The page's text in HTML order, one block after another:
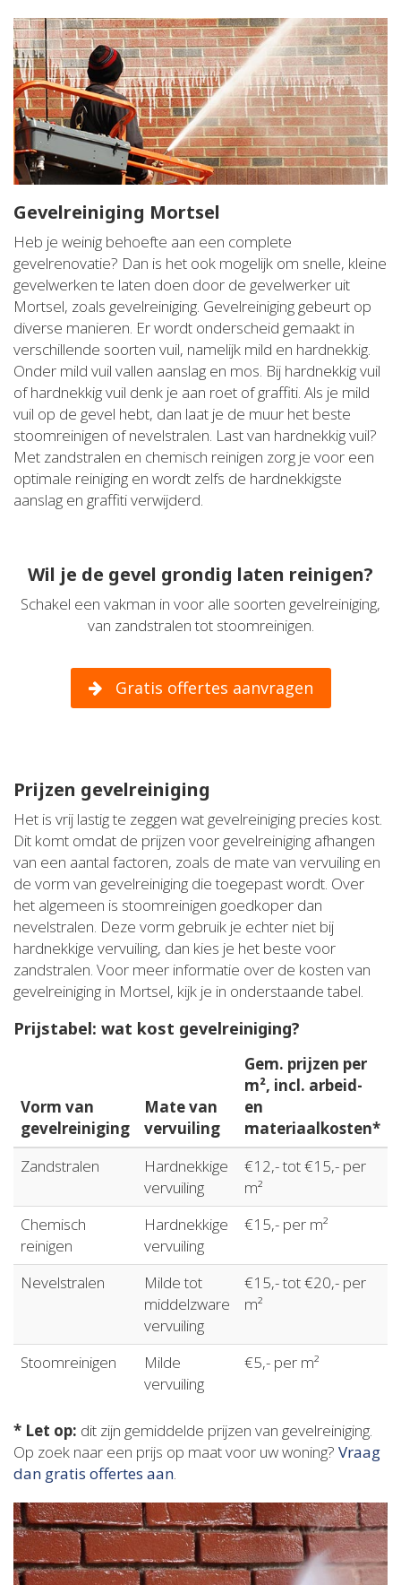
Gevelreiniging Mortsel
Heb je weinig behoefte aan een complete
gevelrenovatie? Dan is het ook mogelijk om snelle, kleine
gevelwerken te laten doen door de gevelwerker uit
Mortsel, zoals gevelreiniging. Gevelreiniging gebeurt op
diverse manieren. Er wordt onderscheid gemaakt in
verschillende soorten vuil, namelijk mild en hardnekkig.
Onder mild vuil vallen aanslag en mos. Bij hardnekkig vuil
of hardnekkig vuil denk je aan roet of graffiti. Als je mild
vuil op de gevel hebt, dan laat je de muur het beste
stoomreinigen of nevelstralen. Last van hardnekkig vuil?
Met zandstralen en chemisch reinigen zorg je voor een
optimale reiniging en wordt zelfs de hardnekkigste
aanslag en graffiti verwijderd.
Wil je de gevel grondig laten reinigen?
Schakel een vakman in voor alle soorten gevelreiniging,
van zandstralen tot stoomreinigen.
Gratis offertes aanvragen
Prijzen gevelreiniging
Het is vrij lastig te zeggen wat gevelreiniging precies kost.
Dit komt omdat de prijzen voor gevelreiniging afhangen
van een aantal factoren, zoals de mate van vervuiling en
de vorm van gevelreiniging die toegepast wordt. Over
het algemeen is stoomreinigen goedkoper dan
nevelstralen. Deze vorm gebruik je echter niet bij
hardnekkige vervuiling, dan kies je het beste voor
zandstralen. Voor meer informatie over de kosten van
gevelreiniging in Mortsel, kijk je in onderstaande tabel.
Prijstabel: wat kost gevelreiniging?
Vorm van
gevelreiniging
Mate van
vervuiling
Gem. prijzen per
m², incl. arbeid-
en
materiaalkosten*
Zandstralen
Hardnekkige
vervuiling
€12,- tot €15,- per
m²
Chemisch
reinigen
Hardnekkige
vervuiling
€15,- per m²
Nevelstralen
Milde tot
middelzware
vervuiling
€15,- tot €20,- per
m²
Stoomreinigen
Milde
vervuiling
€5,- per m²
* Let op: dit zijn gemiddelde prijzen van gevelreiniging.
Op zoek naar een prijs op maat voor uw woning? Vraag
dan gratis offertes aan.